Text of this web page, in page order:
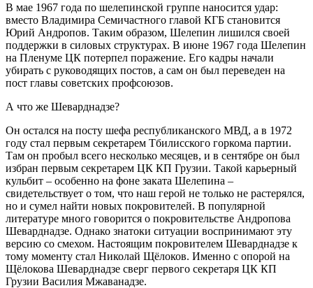
В мае 1967 года по шелепинской группе наносится удар:
вместо Владимира Семичастного главой КГБ становится
Юрий Андропов. Таким образом, Шелепин лишился своей
поддержки в силовых структурах. В июне 1967 года Шелепин
на Пленуме ЦК потерпел поражение. Его кадры начали
убирать с руководящих постов, а сам он был переведен на
пост главы советских профсоюзов.
А что же Шеварднадзе?
Он остался на посту шефа республиканского МВД, а в 1972
году стал первым секретарем Тбилисского горкома партии.
Там он пробыл всего несколько месяцев, и в сентябре он был
избран первым секретарем ЦК КП Грузии. Такой карьерный
кульбит – особенно на фоне заката Шелепина –
свидетельствует о том, что наш герой не только не растерялся,
но и сумел найти новых покровителей. В популярной
литературе много говорится о покровительстве Андропова
Шеварднадзе. Однако знатоки ситуации воспринимают эту
версию со смехом. Настоящим покровителем Шеварднадзе к
тому моменту стал Николай Щёлоков. Именно с опорой на
Щёлокова Шеварднадзе сверг первого секретаря ЦК КП
Грузии Василия Мжаванадзе.